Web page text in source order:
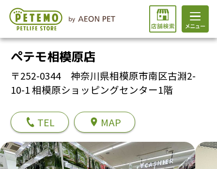
ペテモ相模原店
〒252-0344 神奈川県相模原市南区古淵2-
10-1 相模原ショッピングセンター1階
TEL MAP